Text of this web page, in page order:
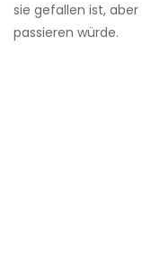
sie gefallen ist,
passieren würde.